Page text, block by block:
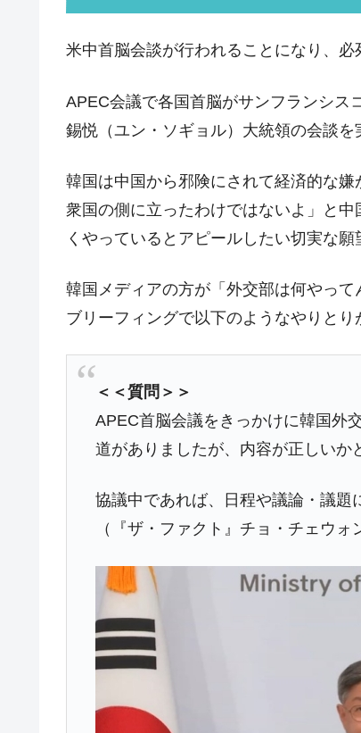
『Money1』 韓国･帰ってきた李在明。李在
壟断
『Money1』 韓国･警察職員が「丸刈りにな
『Money1』 韓国製造業「半導体絶好調」
『Money1』 韓国型イージス搭載の次世代駆
『Money1』 【対日本円】ウォン安が急進！
『Money1』
韓国政府『BYD』車への補助
1.9倍！
『Money1』
在韓米国大使スティールが着韓
ドを掲げる「在韓反米勢力」
『Money1』 JPモルガン「韓国レバレッジ
『Money1』 韓国『国民年金公団』株価暴落
『Money1』 韓国政府「ニセＫ-ブランドを
『Money1』 韓国「橋が落ちました」⇒ 耐久
『Money1』
米国下院「韓国の公務員個人
『Money1』 韓国ボンクラ政策室長･金容範
米中首脳会談が行われることになり、
APEC会議で各国首脳がサンフランシス
錫悦（ユン・ソギョル）大統領の会談を
韓国は中国から邪険にされて経済的な
衆国の側に立ったわけではないよ」と
くやっているとアピールしたい切実な願
韓国メディアの方が「外交部は何やっ
ブリーフィングで以下のようなやりとり
＜＜質問＞＞
APEC首脳会議をきっかけに韓国外
道がありましたが、内容が正しいか
協議中であれば、日程や議論・議題
（『ザ・ファクト』チョ・チェウォ